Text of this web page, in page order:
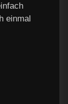
einmal